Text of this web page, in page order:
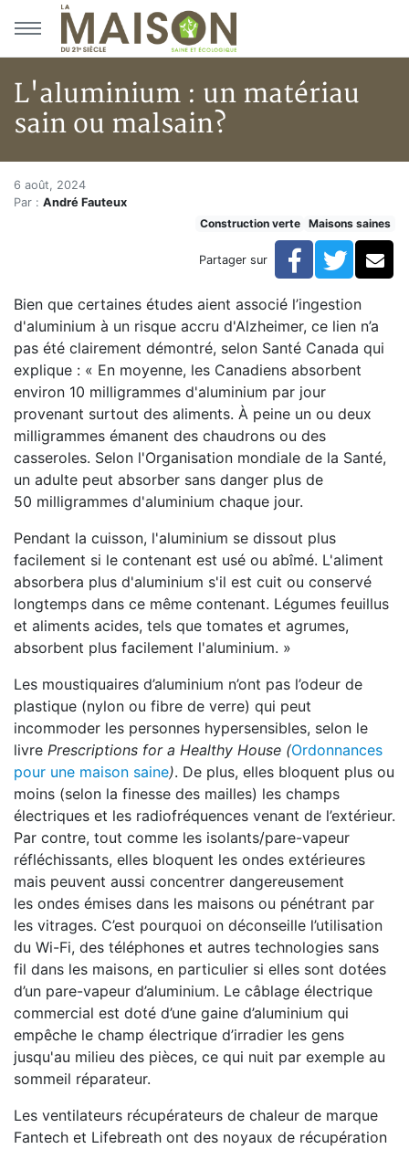
Aller au menu principal
Aller au contenu principal
L'aluminium : un matériau
sain ou malsain?
Accueil
En kiosque!
Hypersensibilités environnementales
L'aluminium : un matériau sain ou malsain?
L'aluminium : un matériau
6 août, 2024
Par : André Fauteux
Construction verte
Maisons saines
Partager sur Facebook
Bien que certaines études aient associé l’ingestion
d'aluminium à un risque accru d'Alzheimer, ce lien n’a
pas été clairement démontré, selon Santé Canada qui
explique : « En moyenne, les Canadiens absorbent
environ 10 milligrammes d'aluminium par jour
provenant surtout des aliments. À peine un ou deux
milligrammes émanent des chaudrons ou des
casseroles. Selon l'Organisation mondiale de la Santé,
un adulte peut absorber sans danger plus de
50 milligrammes d'aluminium chaque jour.
Pendant la cuisson, l'aluminium se dissout plus
facilement si le contenant est usé ou abîmé. L'aliment
absorbera plus d'aluminium s'il est cuit ou conservé
longtemps dans ce même contenant. Légumes feuillus
et aliments acides, tels que tomates et agrumes,
absorbent plus facilement l'aluminium. »
Les moustiquaires d’aluminium n’ont pas l’odeur de
plastique (nylon ou fibre de verre) qui peut
incommoder les personnes hypersensibles, selon le
livre Prescriptions for a Healthy House (Ordonnances
pour une maison saine). De plus, elles bloquent plus ou
moins (selon la finesse des mailles) les champs
électriques et les radiofréquences venant de l’extérieur.
Par contre, tout comme les isolants/pare-vapeur
réfléchissants, elles bloquent les ondes extérieures
mais peuvent aussi concentrer dangereusement
les ondes émises dans les maisons ou pénétrant par
les vitrages. C’est pourquoi on déconseille l’utilisation
du Wi-Fi, des téléphones et autres technologies sans
fil dans les maisons, en particulier si elles sont dotées
d’un pare-vapeur d’aluminium. Le câblage électrique
commercial est doté d’une gaine d’aluminium qui
empêche le champ électrique d’irradier les gens
jusqu'au milieu des pièces, ce qui nuit par exemple au
sommeil réparateur.
Les ventilateurs récupérateurs de chaleur de marque
Fantech et Lifebreath ont des noyaux de récupération